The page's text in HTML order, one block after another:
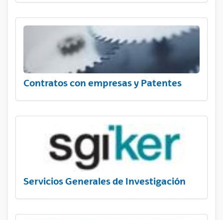
Contratos con empresas y Patentes
Servicios Generales de Investigación